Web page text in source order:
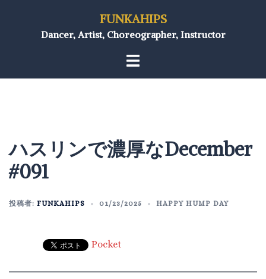
FUNKAHIPS
Dancer, Artist, Choreographer, Instructor
ハスリンで濃厚なDecember
#091
投稿者: FUNKAHIPS 01/23/2025 HAPPY HUMP DAY
Pocket